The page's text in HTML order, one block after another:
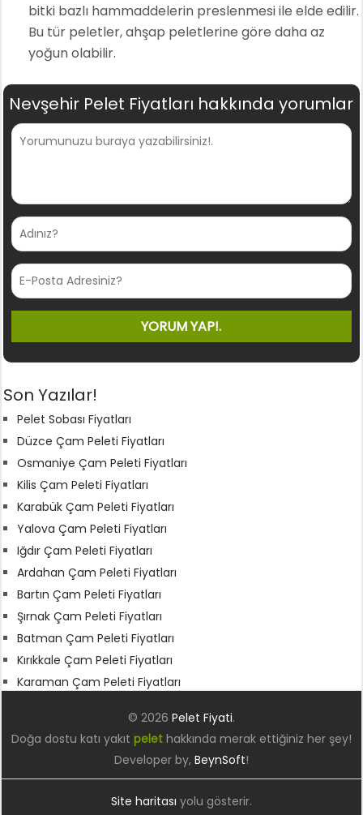
bitki bazlı hammaddelerin preslenmesi ile elde edilir.
Bu tür peletler, ahşap peletlerine göre daha az
yoğun olabilir.
Nevşehir Pelet Fiyatları hakkında yorumlar
Son Yazılar!
Pelet Sobası Fiyatları
Düzce Çam Peleti Fiyatları
Osmaniye Çam Peleti Fiyatları
Kilis Çam Peleti Fiyatları
Karabük Çam Peleti Fiyatları
Yalova Çam Peleti Fiyatları
Iğdır Çam Peleti Fiyatları
Ardahan Çam Peleti Fiyatları
Bartın Çam Peleti Fiyatları
Şırnak Çam Peleti Fiyatları
Batman Çam Peleti Fiyatları
Kırıkkale Çam Peleti Fiyatları
Karaman Çam Peleti Fiyatları
© 2026 Pelet Fiyati.
Doğa dostu katı yakıt pelethakkında merak ettiğiniz her şey!
Developer by, BeynSoft!
Site haritası yolu gösterir.